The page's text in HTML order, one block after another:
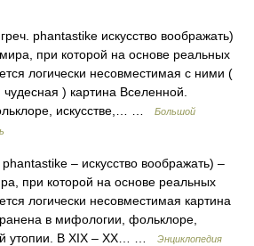
phantastike искусство воображать)
при которой на основе реальных
логически несовместимая с ними (
) картина Вселенной.
искусстве,… …
Большой
– искусство воображать) –
при которой на основе реальных
логически несовместимая картина
в мифологии, фольклоре,
утопии. В ХIХ – ХХ… …
Энциклопедия